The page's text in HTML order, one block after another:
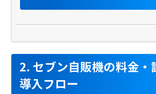
2. セブン自販機の料金・
導入フロー